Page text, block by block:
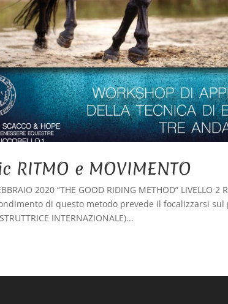
RITMO e MOVIMENTO
2020 “THE GOOD RIDING METHOD”
di questo metodo prevede il focalizzarsi
INTERNAZIONALE)...